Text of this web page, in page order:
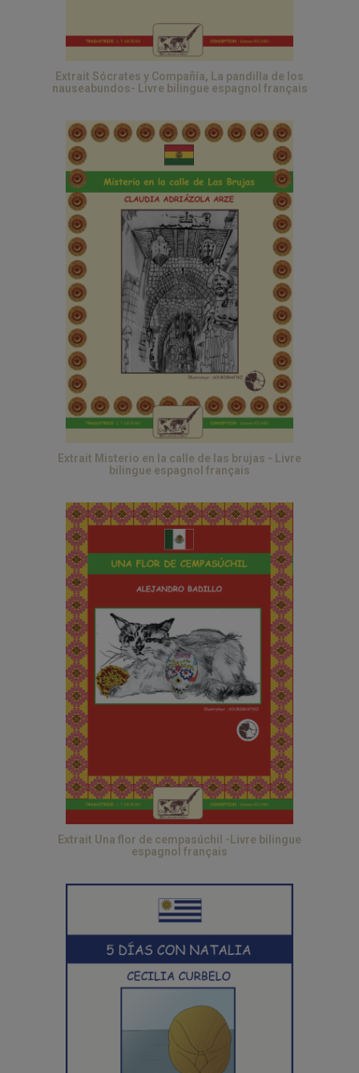
Extrait Sócrates y Compañía, La pandilla de los
nauseabundos- Livre bilingue espagnol français
Extrait Misterio en la calle de las brujas - Livre
bilingue espagnol français
Extrait Una flor de cempasúchil -Livre bilingue
espagnol français